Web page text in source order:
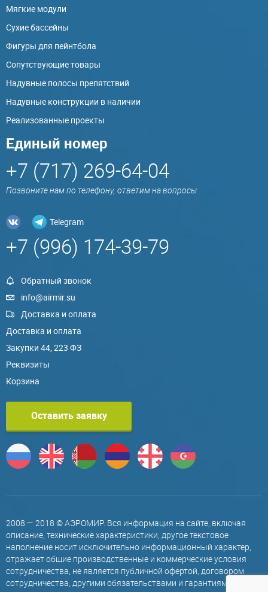
Мягкие модули
Сухие бассейны
Фигуры для пейнтбола
Сопутствующие товары
Надувные полосы препятствий
Надувные конструкции в наличии
Реализованные проекты
Единый номер
+7 (717) 269-64-04
Позвоните нам по телефону, ответим на вопросы
Telegram
+7 (996) 174-39-79
Обратный звонок
info@airmir.su
Доставка и оплата
Доставка и оплата
Закупки 44, 223 ФЗ
Реквизиты
Корзина
Оставить заявку
2008 — 2018 © АЭРОМИР. Вся информация на сайте, включая
описание, технические характеристики, другое текстовое
наполнение носит исключительно информационный характер,
отражает общие производственные и коммерческие условия
сотрудничества, не является публичной офертой, договором
сотрудничества, другими обязательствами и гарантиями,